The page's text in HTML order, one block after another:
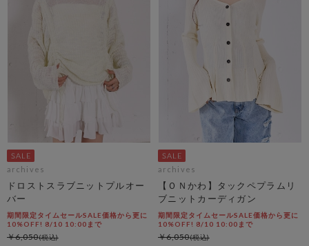
archives
ドロストスラブニットプルオー
バー
期間限定タイムセールSALE価格から更に
10%OFF! 8/10 10:00まで
￥6,050
archives
【ＯＮかわ】タックペプラムリ
ブニットカーディガン
期間限定タイムセールSALE価格から更に
10%OFF! 8/10 10:00まで
￥6,050